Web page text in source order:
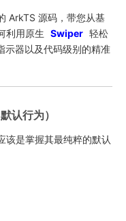
ArkTS 源码，带您从基
利用原生 Swiper 轻松
示器以及代码级别的精准
认行为）
该是掌握其最纯粹的默认